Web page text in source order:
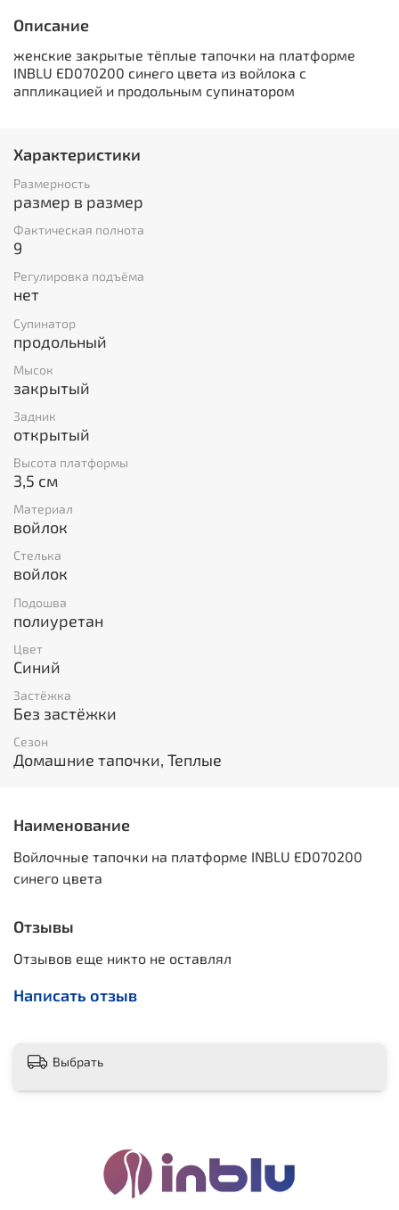
Описание
женские закрытые тёплые тапочки на платформе
INBLU ED070200 синего цвета из войлока с
аппликацией и продольным супинатором
Характеристики
Размерность
размер в размер
Фактическая полнота
9
Регулировка подъёма
нет
Супинатор
продольный
Мысок
закрытый
Задник
открытый
Высота платформы
3,5 см
Материал
войлок
Стелька
войлок
Подошва
полиуретан
Цвет
Синий
Застёжка
Без застёжки
Сезон
Домашние тапочки, Теплые
Наименование
Войлочные тапочки на платформе INBLU ED070200
синего цвета
Отзывы
Отзывов еще никто не оставлял
Написать отзыв
Выбрать